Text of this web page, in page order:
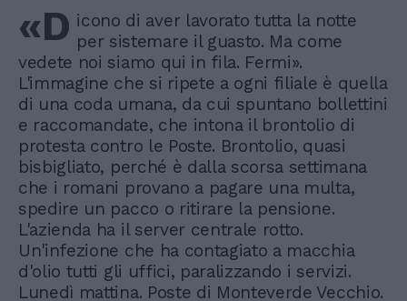
«D icono di aver lavorato tutta la notte
per sistemare il guasto. Ma come
vedete noi siamo qui in fila. Fermi».
L'immagine che si ripete a ogni filiale è quella
di una coda umana, da cui spuntano bollettini
e raccomandate, che intona il brontolio di
protesta contro le Poste. Brontolio, quasi
bisbigliato, perché è dalla scorsa settimana
che i romani provano a pagare una multa,
spedire un pacco o ritirare la pensione.
L'azienda ha il server centrale rotto.
Un'infezione che ha contagiato a macchia
d'olio tutti gli uffici, paralizzando i servizi.
Lunedì mattina. Poste di Monteverde Vecchio.